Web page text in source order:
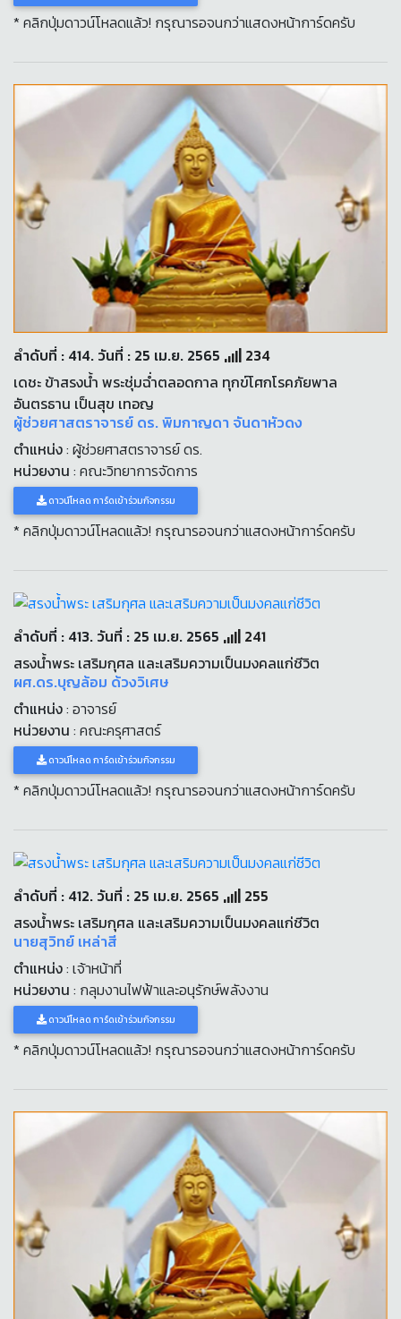
* คลิกปุ่มดาวน์โหลดแล้ว! กรุณารอจนกว่าแสดงหน้าการ์ดครับ
ลำดับที่ : 414. วันที่ : 25 เม.ย. 2565
234
เดชะ ข้าสรงน้ำ พระชุ่มฉ่ำตลอดกาล ทุกข์โศกโรคภัยพาล
อันตรธาน เป็นสุข เทอญ
ผู้ช่วยศาสตราจารย์ ดร. พิมกาญดา จันดาหัวดง
ตำแหน่ง: ผู้ช่วยศาสตราจารย์ ดร.
หน่วยงาน : คณะวิทยาการจัดการ
ดาวน์โหลด การ์ดเข้าร่วมกิจกรรม
* คลิกปุ่มดาวน์โหลดแล้ว! กรุณารอจนกว่าแสดงหน้าการ์ดครับ
ลำดับที่ : 413. วันที่ : 25 เม.ย. 2565
241
สรงน้ำพระ เสริมกุศล และเสริมความเป็นมงคลแก่ชีวิต
ผศ.ดร.บุญล้อม ด้วงวิเศษ
ตำแหน่ง: อาจารย์
หน่วยงาน : คณะครุศาสตร์
ดาวน์โหลด การ์ดเข้าร่วมกิจกรรม
* คลิกปุ่มดาวน์โหลดแล้ว! กรุณารอจนกว่าแสดงหน้าการ์ดครับ
ลำดับที่ : 412. วันที่ : 25 เม.ย. 2565
255
สรงน้ำพระ เสริมกุศล และเสริมความเป็นมงคลแก่ชีวิต
นายสุวิทย์ เหล่าสี
ตำแหน่ง: เจ้าหน้าที่
หน่วยงาน : กลุมงานไฟฟ้าและอนุรักษ์พลังงาน
ดาวน์โหลด การ์ดเข้าร่วมกิจกรรม
* คลิกปุ่มดาวน์โหลดแล้ว! กรุณารอจนกว่าแสดงหน้าการ์ดครับ